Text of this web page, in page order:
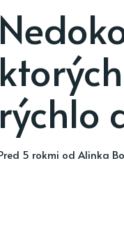
rýchlo
pred 5 rokmi od Alinka